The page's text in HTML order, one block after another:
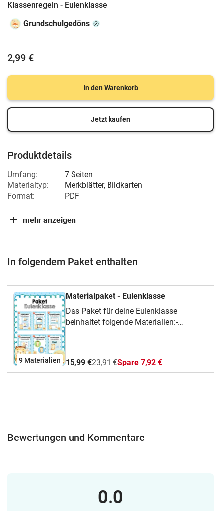
Klassenregeln - Eulenklasse
Grundschulgedöns
2,99 €
In den Warenkorb
Jetzt kaufen
Produktdetails
Umfang:
7 Seiten
Materialtyp:
Merkblätter, Bildkarten
Format:
PDF
mehr anzeigen
In folgendem Paket enthalten
9 Materialien
Materialpaket - Eulenklasse
Das Paket für deine Eulenklasse
beinhaltet folgende Materialien:-
Geburtstagsaufsteller- Dauerkalender
15,99 €23,91 €Spare 7,92 €
Bewertungen und Kommentare
0.0